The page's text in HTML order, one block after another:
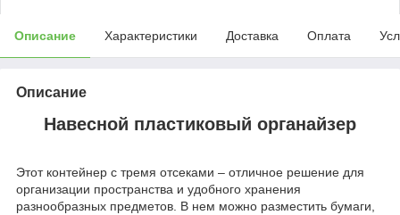
Описание Характеристики Доставка Оплата
Описание
Навесной пластиковый органайзер
Этот контейнер с тремя отсеками – отличное решение для
организации пространства и удобного хранения
разнообразных предметов. В нем можно разместить бумаги,